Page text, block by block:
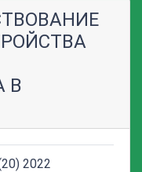
В
2022